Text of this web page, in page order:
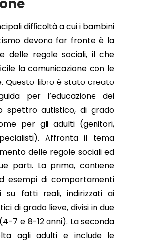
difﬁcoltà a cui i bambini
devono far fronte è la
delle regole sociali, il che
la comunicazione con le
Questo libro è stato creato
per l’educazione dei
spettro autistico, di grado
per gli adulti (genitori,
Affronta il tema
delle regole sociali ed
parti. La prima, contiene
esempi di comportamenti
su fatti reali, indirizzati ai
di grado lieve, divisi in due
7 e 8-12 anni). La seconda
agli adulti e include le